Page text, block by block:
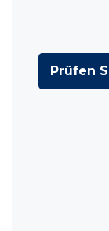
Prüfen